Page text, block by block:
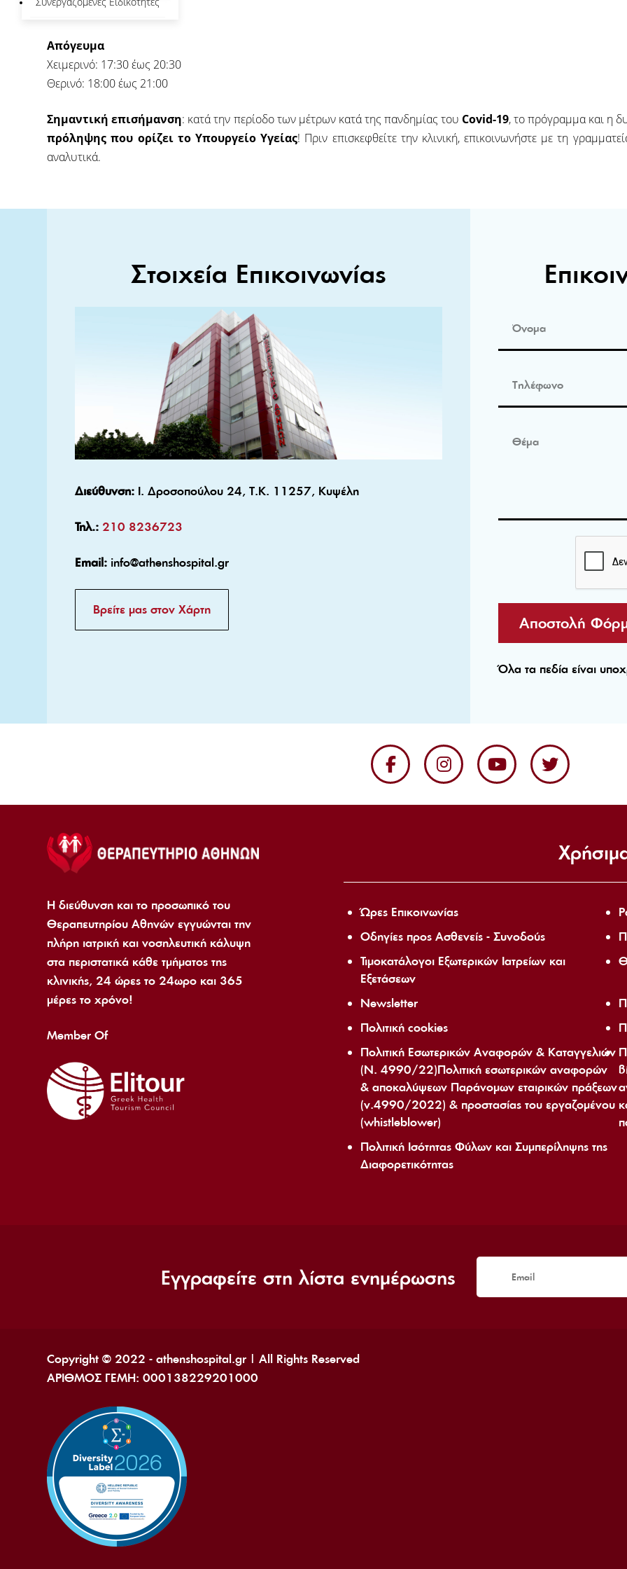
Θερινό: 10:30 έως 13:00
Απόγευμα
Χειμερινό: 17:30 έως 20:30
Θερινό: 18:00 έως 21:00
Σημαντική επισήμανση: κατά την περίοδο των μέτρων κατά της πανδημίας του Covid-19, το πρόγραμμα και η
πρόληψης που ορίζει το Υπουργείο Υγείας! Πριν επισκεφθείτε την κλινική, επικοινωνήστε με τη
αναλυτικά.
Στοιχεία Επικοινωνίας
Διεύθυνση: Ι. Δροσοπούλου 24, Τ.Κ. 11257, Κυψέλη
Τηλ.: 210 8236723
Email: info@athenshospital.gr
Βρείτε μας στον Χάρτη
Αποστολή
Όλα τα πεδία είναι
Η διεύθυνση και το προσωπικό του
Θεραπευτηρίου Αθηνών εγγυώνται την
πλήρη ιατρική και νοσηλευτική κάλυψη
στα περιστατικά κάθε τμήματος της
κλινικής, 24 ώρες το 24ωρο και 365
μέρες το χρόνο!
Member Of
Ώρες Επικοινωνίας
Οδηγίες προς Ασθενείς - Συνοδούς
Τιμοκατάλογοι Εξωτερικών Ιατρείων και
Εξετάσεων
Newsletter
Πολιτική cookies
Πολιτική Εσωτερικών Αναφορών & Καταγγελιών
(Ν. 4990/22)Πολιτική εσωτερικών αναφορών
& αποκαλύψεων Παράνομων εταιρικών πράξεων
(ν.4990/2022) & προστασίας του εργαζομένου
(whistleblower)
Πολιτική Ισότητας Φύλων και Συμπερίληψης της
Διαφορετικότητας
Εγγραφείτε στη λίστα ενημέρωσης
Copyright © 2022 - athenshospital.gr | All Rights Reserved
ΑΡΙΘΜΟΣ ΓΕΜΗ: 000138229201000